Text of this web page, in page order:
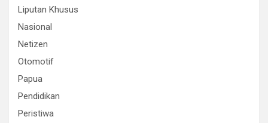
Liputan Khusus
Nasional
Netizen
Otomotif
Papua
Pendidikan
Peristiwa